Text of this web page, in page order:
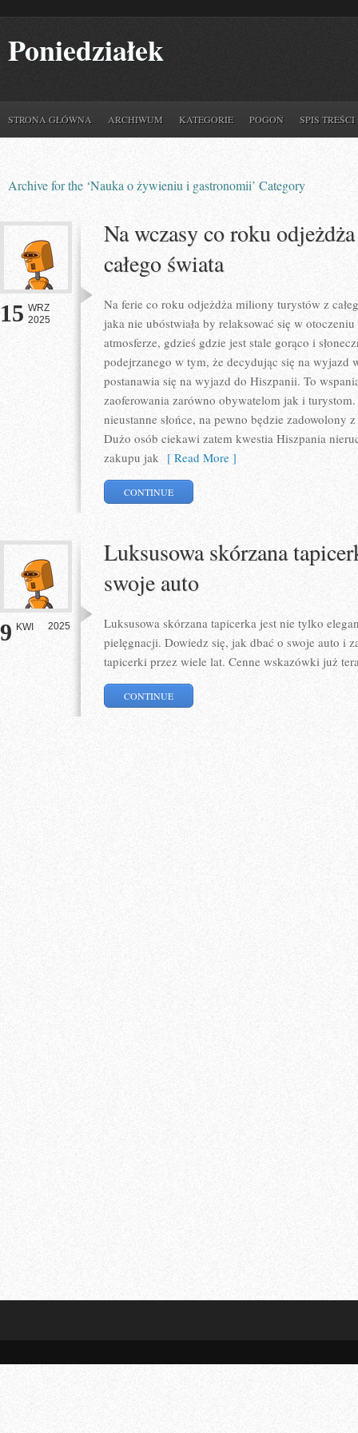
Poniedziałek
STRONA GŁÓWNA ARCHIWUM KATEGORIE POGOŃ SPIS TREŚCI
Archive for the ‘Nauka o żywieniu i gastronomii’ Category
15 WRZ
2025
Na wczasy co roku
całego świata
Na ferie co roku odjeżdża miliony turystów z
jaka nie ubóstwiała by relaksować się w
atmosferze, gdzieś gdzie jest stale gorąco i
podejrzanego w tym, że decydując się na wyjazd
postanawia się na wyjazd do Hiszpanii. To
zaoferowania zarówno obywatelom jak i
nieustanne słońce, na pewno będzie
Dużo osób ciekawi zatem kwestia Hiszpania
zakupu jak [ Read More ]
CONTINUE
9 KWI 2025
Luksusowa skórzana
swoje auto
Luksusowa skórzana tapicerka jest nie tylko
pielęgnacji. Dowiedz się, jak dbać o swoje auto i
tapicerki przez wiele lat. Cenne wskazówki już
CONTINUE